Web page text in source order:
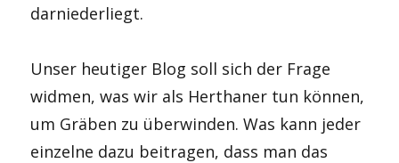
darniederliegt.
Unser heutiger Blog soll sich der Frage
widmen, was wir als Herthaner tun können,
um Gräben zu überwinden. Was kann jeder
einzelne dazu beitragen, dass man das